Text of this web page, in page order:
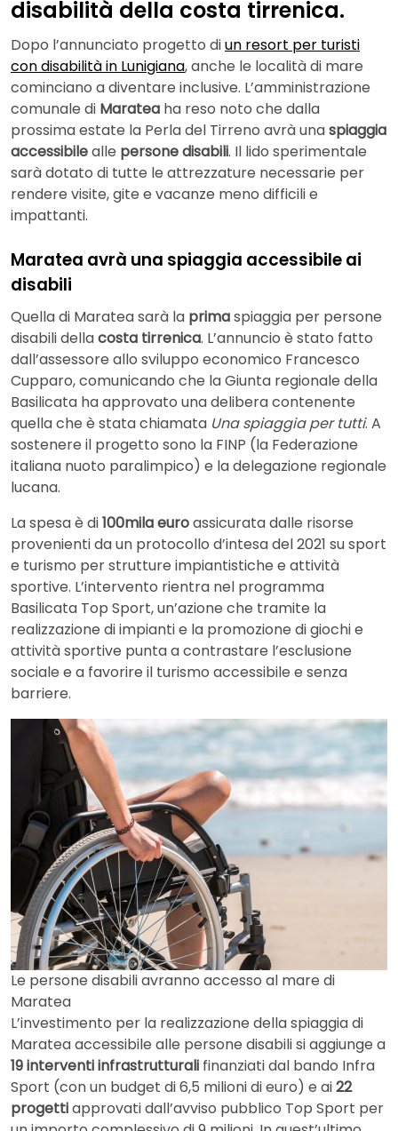
disabilità della costa tirrenica.
Dopo l’annunciato progetto diun resort per turisti
con disabilità in Lunigiana, anche le località di mare
cominciano a diventare inclusive. L’amministrazione
comunale di Maratea ha reso noto che dalla
prossima estate la Perla del Tirreno avrà unaspiaggia
accessibilealle persone disabili. Il lido sperimentale
sarà dotato di tutte le attrezzature necessarie per
rendere visite, gite e vacanze meno difficili e
impattanti.
Maratea avrà una spiaggia accessibile ai
disabili
Quella di Maratea sarà la primaspiaggia per persone
disabili dellacosta tirrenica. L’annuncio è stato fatto
dall’assessore allo sviluppo economico Francesco
Cupparo, comunicando che la Giunta regionale della
Basilicata ha approvato una delibera contenente
quella che è stata chiamata Una spiaggia per tutti. A
sostenere il progetto sono la FINP (la Federazione
italiana nuoto paralimpico) e la delegazione regionale
lucana.
La spesa è di100mila euroassicurata dalle risorse
provenienti da un protocollo d’intesa del 2021 su sport
e turismo per strutture impiantistiche e attività
sportive. L’intervento rientra nel programma
Basilicata Top Sport, un’azione che tramite la
realizzazione di impianti e la promozione di giochi e
attività sportive punta a contrastare l’esclusione
sociale e a favorire il turismo accessibile e senza
barriere.
Le persone disabili avranno accesso al mare di
Maratea
L’investimento per la realizzazione della spiaggia di
Maratea accessibile alle persone disabili si aggiunge a
19 interventi infrastrutturali finanziati dal bando Infra
Sport (con un budget di 6,5 milioni di euro) e ai22
progettiapprovati dall’avviso pubblico Top Sport per